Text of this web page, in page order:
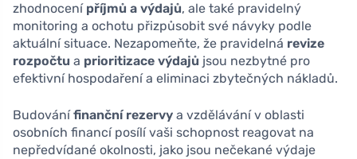
zhodnocení příjmů a výdajů, ale také pravidelný
monitoring a ochotu přizpůsobit své návyky podle
aktuální situace. Nezapomeňte, že pravidelná revize
rozpočtu a prioritizace výdajů jsou nezbytné pro
efektivní hospodaření a eliminaci zbytečných nákladů.
Budovánífinanční rezervy a vzdělávání v oblasti
osobních financí posílí vaši schopnost reagovat na
nepředvídané okolnosti, jako jsou nečekané výdaje